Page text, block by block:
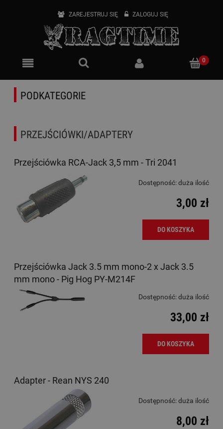
ZAREJESTRUJ SIĘ ZALOGUJ SIĘ
PODKATEGORIE
PRZEJŚCIÓWKI/ADAPTERY
Przejściówka RCA-Jack 3,5 mm - Tri 2041
Dostępność:duża ilość
3,00 zł
DO KOSZYKA
Przejściówka Jack 3.5 mm mono-2 x Jack 3.5
mm mono - Pig Hog PY-M214F
Dostępność:duża ilość
33,00 zł
DO KOSZYKA
Adapter - Rean NYS 240
Dostępność:duża ilość
8,00 zł